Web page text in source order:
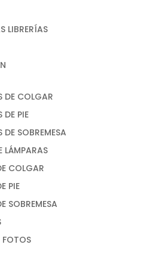
LIBRERÍAS
DE COLGAR
DE PIE
DE SOBREMESA
LÁMPARAS
COLGAR
PIE
SOBREMESA
FOTOS